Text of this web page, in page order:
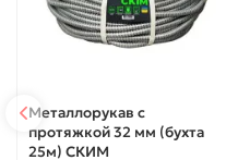
Металлорукав с
протяжкой 32 мм (бухта
25м) CКИМ